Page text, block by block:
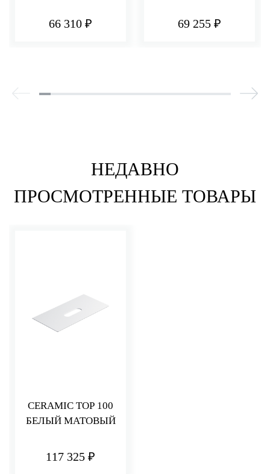
66 310 ₽ 69 255 ₽
НЕДАВНО
ПРОСМОТРЕННЫЕ ТОВАРЫ
CERAMIC TOP 100
БЕЛЫЙ МАТОВЫЙ
117 325 ₽